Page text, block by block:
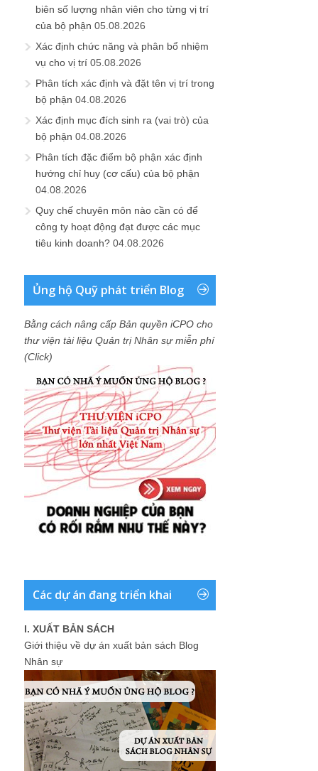
biên số lượng nhân viên cho từng vị trí
của bộ phận 05.08.2026
Xác định chức năng và phân bổ nhiệm
vụ cho vị trí 05.08.2026
Phân tích xác định và đặt tên vị trí trong
bộ phận 04.08.2026
Xác định mục đích sinh ra (vai trò) của
bộ phận 04.08.2026
Phân tích đặc điểm bộ phận xác định
hướng chỉ huy (cơ cấu) của bộ phận
04.08.2026
Quy chế chuyên môn nào cần có để
công ty hoạt động đạt được các mục
tiêu kinh doanh? 04.08.2026
Ủng hộ Quỹ phát triển Blog
Bằng cách nâng cấp Bản quyền iCPO cho
thư viện tài liệu Quản trị Nhân sự miễn phí
(Click)
Các dự án đang triển khai
I. XUẤT BẢN SÁCH
Giới thiệu về dự án xuất bản sách Blog
Nhân sự